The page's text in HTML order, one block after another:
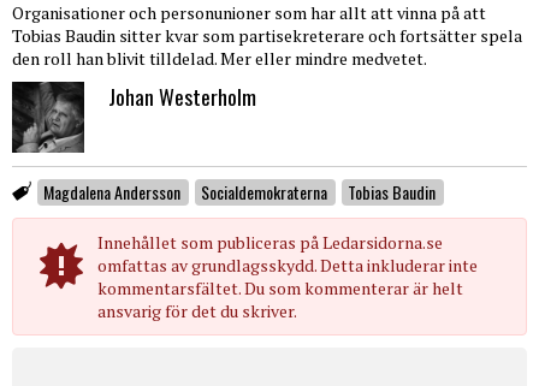
Organisationer och personunioner som har allt att vinna på att
Tobias Baudin sitter kvar som partisekreterare och fortsätter spela
den roll han blivit tilldelad. Mer eller mindre medvetet.
Johan Westerholm
Magdalena Andersson Socialdemokraterna Tobias Baudin
Innehållet som publiceras på Ledarsidorna.se
omfattas av grundlagsskydd. Detta inkluderar inte
kommentarsfältet. Du som kommenterar är helt
ansvarig för det du skriver.